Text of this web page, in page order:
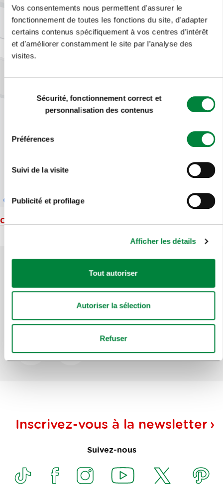
Vos consentements nous permettent d'assurer le
fonctionnement de toutes les fonctions du site, d'adapter
certains contenus spécifiquement à vos centres d’intérêt
et d'améliorer constamment le site par l’analyse des
visites.
consentement
Sécurité, fonctionnement correct et
personnalisation des contenus
Préférences
Suivi de la visite
Publicité et profilage
Afficher les détails
Tout autoriser
Autoriser la sélection
Refuser
Carte
Aidez-nous à améliorer le site
Avez-vous trouvé l'information que vous
Oui Non
Inscrivez-vous à la newsletter
Suivez-nous